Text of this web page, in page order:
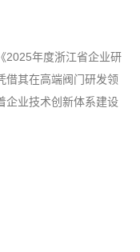
2025年度浙江省企业研
借其在高端阀门研发领
企业技术创新体系建设